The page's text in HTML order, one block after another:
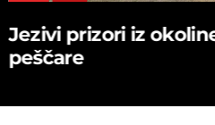
Jezivi prizori iz
peščare